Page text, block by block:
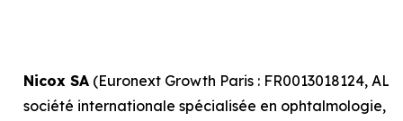
Nicox SA (Euronext Growth Paris : FR0013018124,
société internationale spécialisée en ophtalmologie,